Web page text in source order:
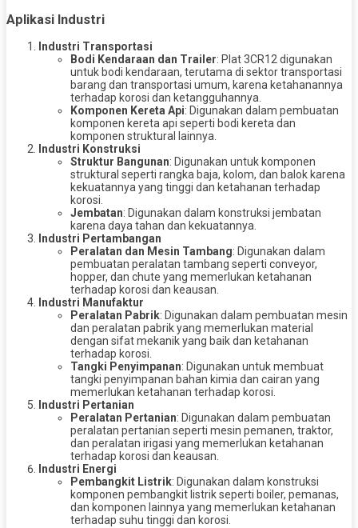
Aplikasi Industri
Industri Transportasi
Bodi Kendaraan dan Trailer: Plat 3CR12 digunakan
untuk bodi kendaraan, terutama di sektor transportasi
barang dan transportasi umum, karena ketahanannya
terhadap korosi dan ketangguhannya.
Komponen Kereta Api: Digunakan dalam pembuatan
komponen kereta api seperti bodi kereta dan
komponen struktural lainnya.
Industri Konstruksi
Struktur Bangunan: Digunakan untuk komponen
struktural seperti rangka baja, kolom, dan balok karena
kekuatannya yang tinggi dan ketahanan terhadap
korosi.
Jembatan: Digunakan dalam konstruksi jembatan
karena daya tahan dan kekuatannya.
Industri Pertambangan
Peralatan dan Mesin Tambang: Digunakan dalam
pembuatan peralatan tambang seperti conveyor,
hopper, dan chute yang memerlukan ketahanan
terhadap korosi dan keausan.
Industri Manufaktur
Peralatan Pabrik: Digunakan dalam pembuatan mesin
dan peralatan pabrik yang memerlukan material
dengan sifat mekanik yang baik dan ketahanan
terhadap korosi.
Tangki Penyimpanan: Digunakan untuk membuat
tangki penyimpanan bahan kimia dan cairan yang
memerlukan ketahanan terhadap korosi.
Industri Pertanian
Peralatan Pertanian: Digunakan dalam pembuatan
peralatan pertanian seperti mesin pemanen, traktor,
dan peralatan irigasi yang memerlukan ketahanan
terhadap korosi dan keausan.
Industri Energi
Pembangkit Listrik: Digunakan dalam konstruksi
komponen pembangkit listrik seperti boiler, pemanas,
dan komponen lainnya yang memerlukan ketahanan
terhadap suhu tinggi dan korosi.